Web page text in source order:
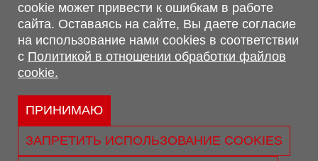
Обращаем Ваше внимание, что вся предоставленная на сайте
информация, касающаяся комплектаций, технических
характеристик, цветовых сочетаний, а также стоимости и
сервисного обслуживания носит информационный характер и
не является публичной офертой, определяемой п.2 ст.407
Гражданского кодекса Республики Беларусь.
Политика обработки персональных данных
Политикой в отношении обработки файлов cookie.
cookie может привести к ошибкам в работе
сайта. Оставаясь на сайте, Вы даете согласие
на использование нами cookies в соответствии
с Политикой в отношении обработки файлов
cookie.
ПРИНИМАЮ
ЗАПРЕТИТЬ ИСПОЛЬЗОВАНИЕ COOKIES